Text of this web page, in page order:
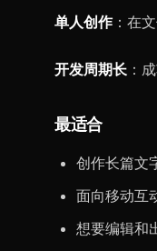
单人创作：在
开发周期长 ：
最适合
创作长篇文
面向移动互
想要编辑和